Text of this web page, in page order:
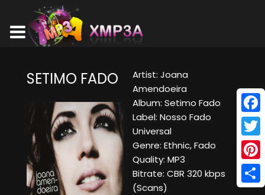
SETIMO FADO
Artist: Joana
Amendoeira
Album: Setimo Fado
Label: Nosso Fado
Universal
Genre: Ethnic, Fado
Quality: MP3
Bitrate: CBR 320 kbps
(Scans)